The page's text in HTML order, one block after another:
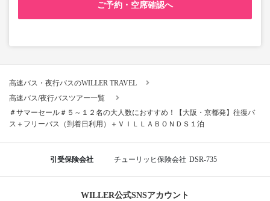
ご予約・空席確認へ
高速バス・夜行バスのWILLER TRAVEL
高速バス/夜行バスツアー一覧
＃サマーセール＃５～１２名の大人数におすすめ！【大阪・京都発】往復バ
ス＋フリーパス（到着日利用）＋ＶＩＬＬＡＢＯＮＤＳ１泊
引受保険会社 チューリッヒ保険会社 DSR-735
WILLER公式SNSアカウント